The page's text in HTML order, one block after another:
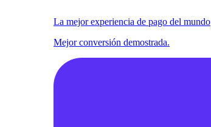
La mejor experiencia de pago del mundo
Mejor conversión demostrada.